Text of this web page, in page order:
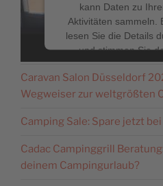
kann Daten zu
Aktivitäten sammeln.
lesen Sie die Details
und stimmen Sie
Nutzung des Service
dieses Video
Mehr
Akzeptieren
NEUESTE BEITRÄGE
Caravan Salon Düsseldorf
Wegweiser zur weltgrößten
Camping Sale: Spare jetzt
Cadac Campinggrill
deinem Campingurlaub?